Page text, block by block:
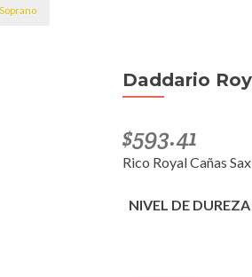
Daddario
$593.41
Rico Royal Cañas
NIVEL DE DUREZA